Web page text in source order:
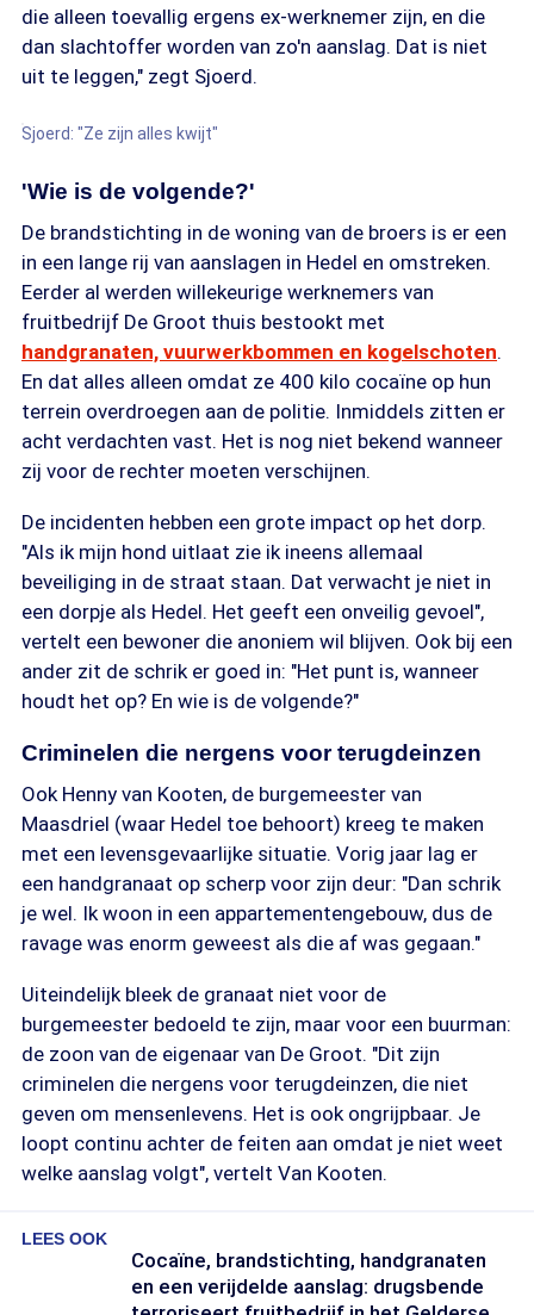
die alleen toevallig ergens ex-werknemer zijn, en die
dan slachtoffer worden van zo'n aanslag. Dat is niet
uit te leggen," zegt Sjoerd.
Sjoerd: "Ze zijn alles kwijt"
'Wie is de volgende?'
De brandstichting in de woning van de broers is er een
in een lange rij van aanslagen in Hedel en omstreken.
Eerder al werden willekeurige werknemers van
fruitbedrijf De Groot thuis bestookt met
handgranaten, vuurwerkbommen en kogelschoten.
En dat alles alleen omdat ze 400 kilo cocaïne op hun
terrein overdroegen aan de politie. Inmiddels zitten er
acht verdachten vast. Het is nog niet bekend wanneer
zij voor de rechter moeten verschijnen.
De incidenten hebben een grote impact op het dorp.
"Als ik mijn hond uitlaat zie ik ineens allemaal
beveiliging in de straat staan. Dat verwacht je niet in
een dorpje als Hedel. Het geeft een onveilig gevoel",
vertelt een bewoner die anoniem wil blijven. Ook bij een
ander zit de schrik er goed in: "Het punt is, wanneer
houdt het op? En wie is de volgende?"
Criminelen die nergens voor terugdeinzen
Ook Henny van Kooten, de burgemeester van
Maasdriel (waar Hedel toe behoort) kreeg te maken
met een levensgevaarlijke situatie. Vorig jaar lag er
een handgranaat op scherp voor zijn deur: "Dan schrik
je wel. Ik woon in een appartementengebouw, dus de
ravage was enorm geweest als die af was gegaan."
Uiteindelijk bleek de granaat niet voor de
burgemeester bedoeld te zijn, maar voor een buurman:
de zoon van de eigenaar van De Groot. "Dit zijn
criminelen die nergens voor terugdeinzen, die niet
geven om mensenlevens. Het is ook ongrijpbaar. Je
loopt continu achter de feiten aan omdat je niet weet
welke aanslag volgt", vertelt Van Kooten.
LEES OOK
Cocaïne, brandstichting, handgranaten
en een verijdelde aanslag: drugsbende